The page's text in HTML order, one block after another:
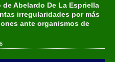
Abelardo De La Espriella
irregularidades por más
ante organismos de